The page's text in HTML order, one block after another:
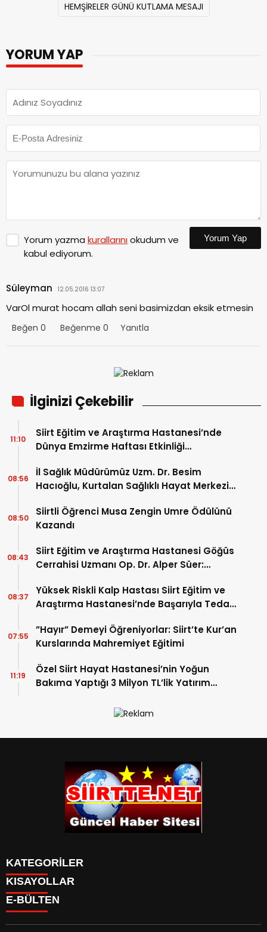
HEMŞİRELER GÜNÜ KUTLAMA MESAJI
YORUM YAP
Yorum yazma kurallarınıokudum ve
kabul ediyorum.
Yorum Yap
Süleyman 12.05.2016 13:07
VarOl murat hocam allah seni basimizdan eksik etmesin
Beğen 0 Beğenme 0 Yanıtla
İlginizi Çekebilir
Siirt Eğitim ve Araştırma Hastanesi’nde
Dünya Emzirme Haftası Etkinliği
11:10
İl Sağlık Müdürümüz Uzm. Dr. Besim
Hacıoğlu, Kurtalan Sağlıklı Hayat Merkezini
08:56
Siirtli Öğrenci Musa Zengin Umre Ödülünü
Kazandı
08:50
Siirt Eğitim ve Araştırma Hastanesi Göğüs
Cerrahisi Uzmanı Op. Dr. Alper Süer:
Anlamına Gelmez”
08:43
Yüksek Riskli Kalp Hastası Siirt Eğitim ve
Araştırma Hastanesi’nde Başarıyla Tedavi
08:37
”Hayır” Demeyi Öğreniyorlar: Siirt’te Kur’an
Kurslarında Mahremiyet Eğitimi
07:55
Özel Siirt Hayat Hastanesi’nin Yoğun
Bakıma Yaptığı 3 Milyon TL’lik Yatırım
11:19
KATEGORİLER
SPOR
Eruh Haberleri
KISAYOLLAR
MANSET
SAĞLIK
E-BÜLTEN